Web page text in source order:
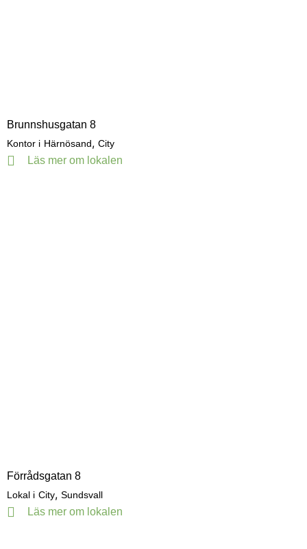
Brunnshusgatan 8
Kontor i Härnösand, City
Läs mer om lokalen
Förrådsgatan 8
Lokal i City, Sundsvall
Läs mer om lokalen